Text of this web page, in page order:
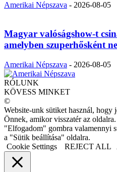
Amerikai Népszava - 2026-08-05
Magyar valóságshow-t
amelyben szuperhősként
Amerikai Népszava - 2026-08-05
RÓLUNK
KÖVESS MINKET
©
Website-unk sütiket használ, hogy
Önnek, amikor visszatér az
"Elfogadom" gombra valamennyi
a "Sütik beállítása" oldalra.
Cookie Settings
REJECT ALL